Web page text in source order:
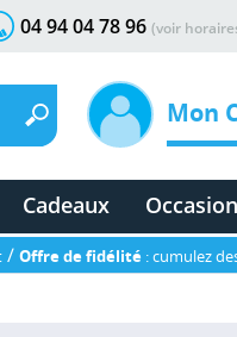
04 94 04 78 96 (voir
Mon
Cadeaux Occasion
/ Offre de fidélité : cumulez